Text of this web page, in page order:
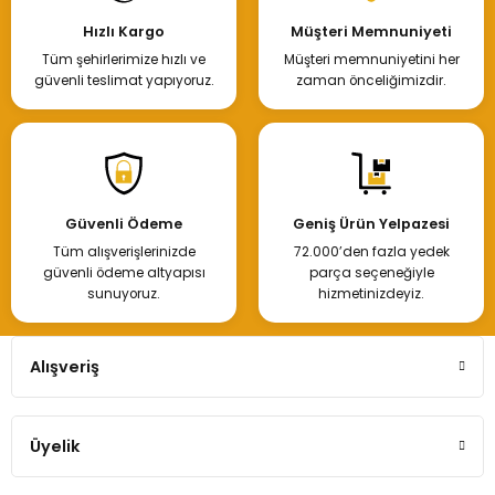
Hızlı Kargo
Tüm şehirlerimize hızlı ve
güvenli teslimat yapıyoruz.
Müşteri Memnuniyeti
Müşteri memnuniyetini her
zaman önceliğimizdir.
Güvenli Ödeme
Tüm alışverişlerinizde
güvenli ödeme altyapısı
sunuyoruz.
Geniş Ürün Yelpazesi
72.000’den fazla yedek
parça seçeneğiyle
hizmetinizdeyiz.
Alışveriş
Üyelik